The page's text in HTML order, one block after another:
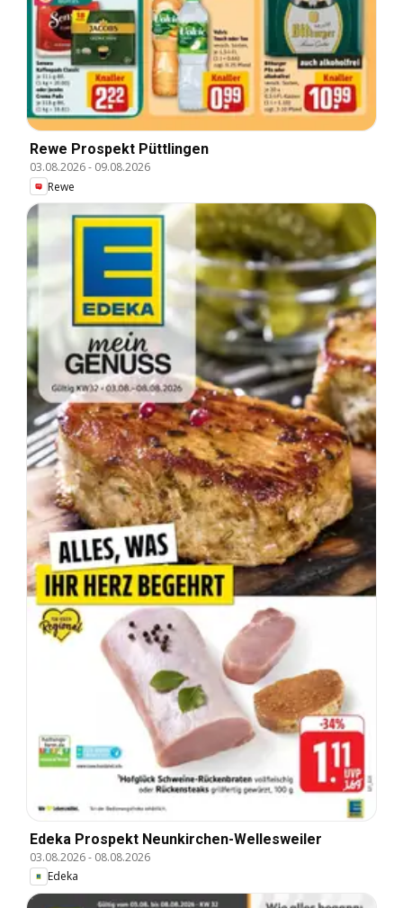
Rewe Prospekt Püttlingen
03.08.2026- 09.08.2026
Rewe
Edeka Prospekt Neunkirchen-Wellesweiler
03.08.2026- 08.08.2026
Edeka